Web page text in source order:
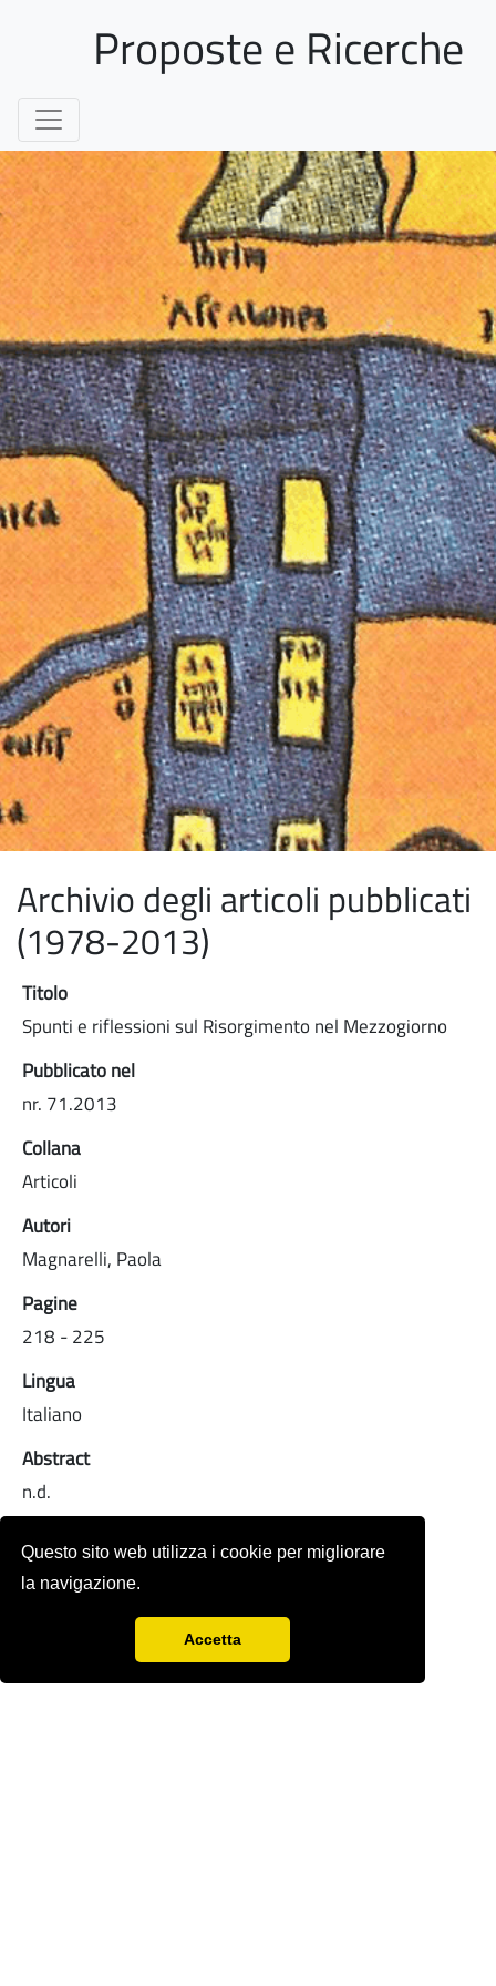
Questo sito web utilizza i cookie per migliorare
la navigazione.
Accetta
Proposte e Ricerche
Archivio degli articoli pubblicati
(1978-2013)
Titolo
Spunti e riflessioni sul Risorgimento nel Mezzogiorno
Pubblicato nel
nr. 71.2013
Collana
Articoli
Autori
Magnarelli, Paola
Pagine
218 - 225
Lingua
Italiano
Abstract
n.d.